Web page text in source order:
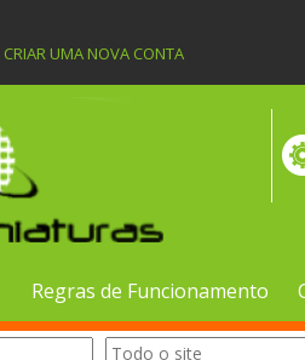
CRIAR UMA NOVA CONTA
Regras de Funcionamento